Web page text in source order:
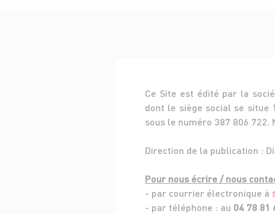
Ce Site est édité par la
dont le siège social se situe
sous le numéro 387 806 722.
Direction de la publication :
Pour nous écrire / nous
- par courrier électronique à
- par téléphone : au 04 78 81